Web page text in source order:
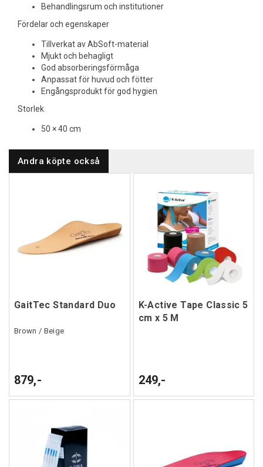
Behandlingsrum och institutioner
Fördelar och egenskaper
Tillverkat av AbSoft-material
Mjukt och behagligt
God absorberingsförmåga
Anpassat för huvud och fötter
Engångsprodukt för god hygien
Storlek
50 × 40 cm
Andra köpte också
GaitTec Standard Duo
Brown / Beige
879,-
K-Active Tape Classic 5
cm x 5 M
249,-